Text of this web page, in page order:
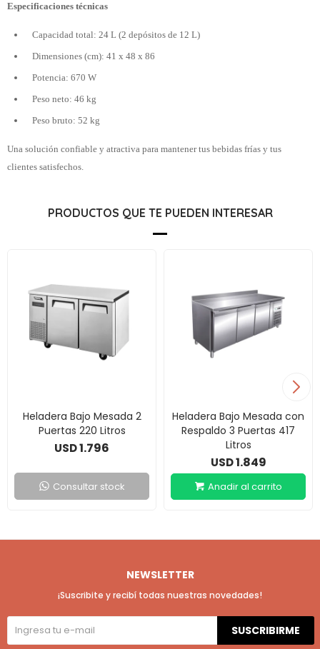
Especificaciones técnicas
Capacidad total: 24 L (2 depósitos de 12 L)
Dimensiones (cm): 41 x 48 x 86
Potencia: 670 W
Peso neto: 46 kg
Peso bruto: 52 kg
Una solución confiable y atractiva para mantener tus bebidas frías y tus
clientes satisfechos.
PRODUCTOS QUE TE PUEDEN INTERESAR
Heladera Bajo Mesada 2
Puertas 220 Litros
USD1.796
Consultar stock
Heladera Bajo Mesada con
Respaldo 3 Puertas 417
Litros
USD1.849
NEWSLETTER
¡Suscribite y recibí todas nuestras novedades!
SUSCRIBIRME